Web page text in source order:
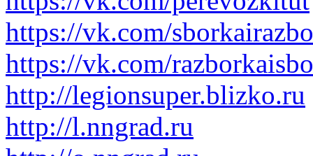
https://vk.com/
https://vk.com/
http://legionsuper.blizko.ru
http://l.nngrad.ru